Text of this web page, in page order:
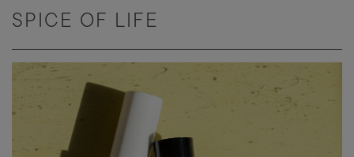
SPICE OF LIFE